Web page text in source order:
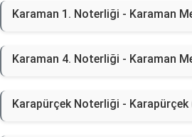
Karaman 1. Noterliği - Karaman
Karaman 4. Noterliği - Karaman
Karapürçek Noterliği - Karapürçek